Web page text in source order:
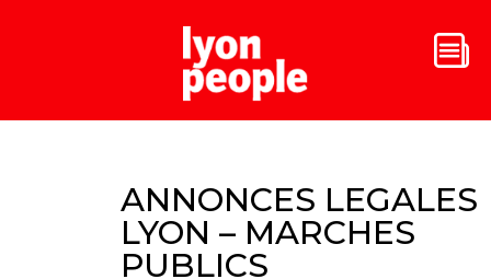
ANNONCES LEGALES
LYON – MARCHES
PUBLICS